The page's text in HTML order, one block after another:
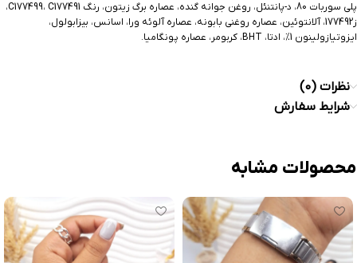
پلی سوربات 80، د-پانتنئل، روغن جوانه گنده، عصاره برگ زیتون، رنگ C177499، C177491،
ز177492، آلانتوئین، عصاره روغنی بابونه، عصاره آلوئه ورا، اسانس، بیزابولول،
ایزوتیازولینون 1%، ادتا، BHT، کربومر، عصاره پونگامیا.
نظرات (0)
شرایط سفارش
محصولات مشابه